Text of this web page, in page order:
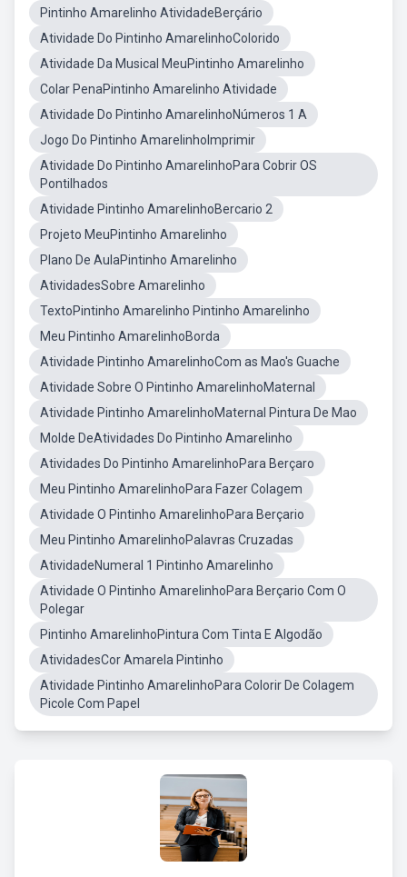
Pintinho Amarelinho AtividadeBerçário
Atividade Do Pintinho AmarelinhoColorido
Atividade Da Musical MeuPintinho Amarelinho
Colar PenaPintinho Amarelinho Atividade
Atividade Do Pintinho AmarelinhoNúmeros 1 A
Jogo Do Pintinho AmarelinhoImprimir
Atividade Do Pintinho AmarelinhoPara Cobrir OS
Pontilhados
Atividade Pintinho AmarelinhoBercario 2
Projeto MeuPintinho Amarelinho
Plano De AulaPintinho Amarelinho
AtividadesSobre Amarelinho
TextoPintinho Amarelinho Pintinho Amarelinho
Meu Pintinho AmarelinhoBorda
Atividade Pintinho AmarelinhoCom as Mao's Guache
Atividade Sobre O Pintinho AmarelinhoMaternal
Atividade Pintinho AmarelinhoMaternal Pintura De Mao
Molde DeAtividades Do Pintinho Amarelinho
Atividades Do Pintinho AmarelinhoPara Berçaro
Meu Pintinho AmarelinhoPara Fazer Colagem
Atividade O Pintinho AmarelinhoPara Berçario
Meu Pintinho AmarelinhoPalavras Cruzadas
AtividadeNumeral 1 Pintinho Amarelinho
Atividade O Pintinho AmarelinhoPara Berçario Com O
Polegar
Pintinho AmarelinhoPintura Com Tinta E Algodão
AtividadesCor Amarela Pintinho
Atividade Pintinho AmarelinhoPara Colorir De Colagem
Picole Com Papel